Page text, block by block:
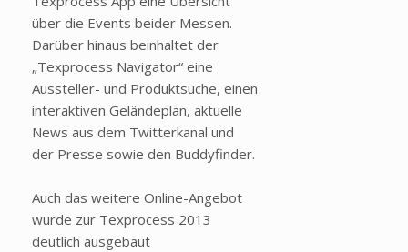
über die Events beider Messen.
Darüber hinaus beinhaltet der
„Texprocess Navigator“ eine
Aussteller- und Produktsuche, einen
interaktiven Geländeplan, aktuelle
News aus dem Twitterkanal und
der Presse sowie den Buddyfinder.
Auch das weitere Online-Angebot
wurde zur Texprocess 2013
deutlich ausgebaut